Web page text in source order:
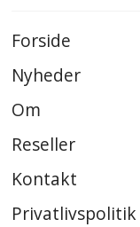
Forside
Nyheder
Om
Reseller
Kontakt
Privatlivspolitik